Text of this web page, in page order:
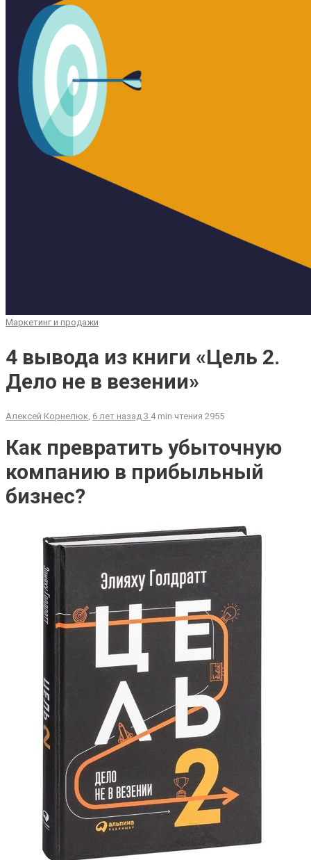
Маркетинг и продажи
4 вывода из книги «Цель 2.
Дело не в везении»
Алексей Корнелюк 6 лет назад 3 4 min чтения 2955
Как превратить убыточную
компанию в прибыльный
бизнес?